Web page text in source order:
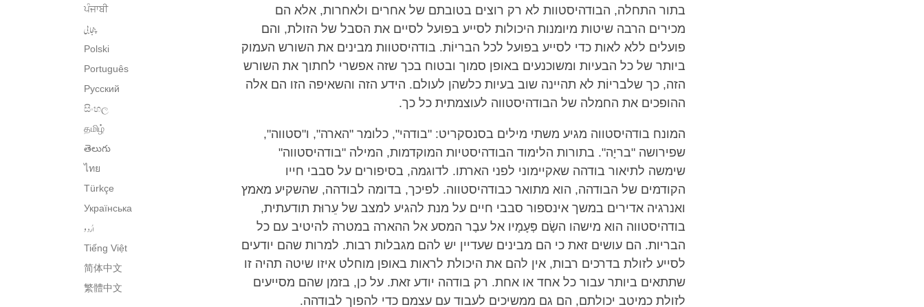
ਪੰਜਾਬੀ
پنجابی
Polski
Português
Русский
සිංහල
தமிழ்
తెలుగు
ไทย
Türkçe
Українська
اُردو
Tiếng Việt
简体中文
繁體中文
בתור התחלה, הבודהיסטוות לא רק רוצים בטובתם של אחרים ולאחרות, אלא הם
מכירים הרבה שיטות מיומנות היכולות לסייע בפועל לסיים את הסבל של הזולת, והם
פועלים ללא לאות כדי לסייע בפועל לכל הבריוֹת. בודהיסטוות מבינים את השורש העמוק
ביותר של כל הבעיות ומשוכנעים באופן סמוך ובטוח בכך שזה אפשרי לחתוך את השורש
הזה, כך שלבריוֹת לא תהיינה שוב בעיות כלשהן לעולם. הידע הזה והשאיפה הזו הם אלה
ההופכים את החמלה של הבודהיסטווה לעוצמתית כל כך.
המונח בודהיסטווה מגיע משתי מילים בסנסקריט: "בודהי", כלומר "הארה", ו"סטווה",
שפירושה "בריָה". בתורות הלימוד הבודהיסטיות המוקדמות, המילה "בודהיסטווה"
שימשה לתיאור בודהה שאקיימוני לפני הארתו. לדוגמה, בסיפורים על סבבי חייו
הקודמים של הבודהה, הוא מתואר כבודהיסטווה. לפיכך, בדומה לבודהה, שהשקיע מאמץ
ואנרגיה אדירים במשך אינספור סבבי חיים על מנת להגיע למצב של עֵרוּת תודעתית,
בודהיסטווה הוא מישהו השָׂם פְּעָמָיו אל עבֶר המסע אל ההארה במטרה להיטיב עם כל
הבריות. הם עושים זאת כי הם מבינים שעדיין יש להם מגבלות רבות. למרות שהם יודעים
לסייע לזולת בדרכים רבות, אין להם את היכולת לראות באופן מוחלט איזו שיטה תהיה זו
שתתאים ביותר עבור כל אחד או אחת. רק בודהה יודע זאת. על כן, בזמן שהם מסייעים
לזולת כמיטב יכולתם, הם גם ממשיכים לעבוד עם עצמם כדי להפוך לבודהה.